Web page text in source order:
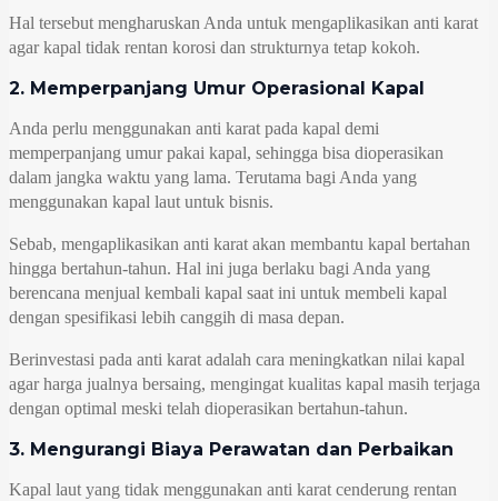
Hal tersebut mengharuskan Anda untuk mengaplikasikan anti karat
agar kapal tidak rentan korosi dan strukturnya tetap kokoh.
2. Memperpanjang Umur Operasional Kapal
Anda perlu menggunakan anti karat pada kapal demi
memperpanjang umur pakai kapal, sehingga bisa dioperasikan
dalam jangka waktu yang lama. Terutama bagi Anda yang
menggunakan kapal laut untuk bisnis.
Sebab, mengaplikasikan anti karat akan membantu kapal bertahan
hingga bertahun-tahun. Hal ini juga berlaku bagi Anda yang
berencana menjual kembali kapal saat ini untuk membeli kapal
dengan spesifikasi lebih canggih di masa depan.
Berinvestasi pada anti karat adalah cara meningkatkan nilai kapal
agar harga jualnya bersaing, mengingat kualitas kapal masih terjaga
dengan optimal meski telah dioperasikan bertahun-tahun.
3. Mengurangi Biaya Perawatan dan Perbaikan
Kapal laut yang tidak menggunakan anti karat cenderung rentan